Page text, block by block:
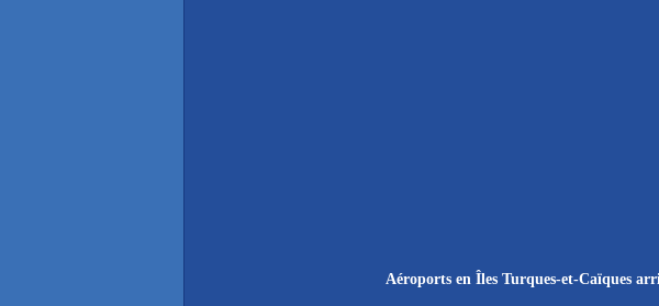
Aéroports en Îles Turques-et-Caïques